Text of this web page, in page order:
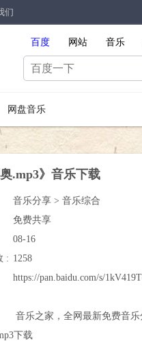
们
百度 网站 音乐
网盘音乐
奥.mp3》音乐下载
音乐分享 > 音乐综合
免费共享
08-16
: 1258
https://pan.baidu.com/s/
音乐之家，全网最新免费音
下载